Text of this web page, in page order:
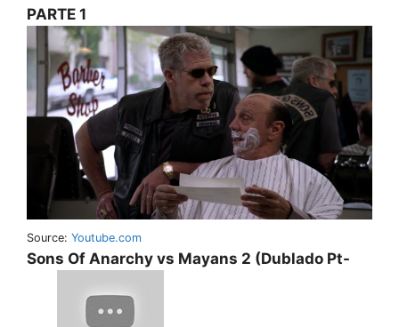
PARTE 1
Source: Youtube.com
Sons Of Anarchy vs Mayans 2 (Dublado Pt-